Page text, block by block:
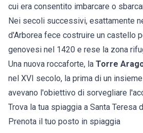
cui era consentito imbarcare o
Nei secoli successivi, esattamente
d'Arborea fece costruire un castello
genovesi nel 1420 e rese la zona
Una nuova roccaforte, la Torre
nel XVI secolo, la prima di un
avevano l'obiettivo di sorvegliare
Trova la tua spiaggia a Santa Teresa
Prenota il tuo posto in spiaggia